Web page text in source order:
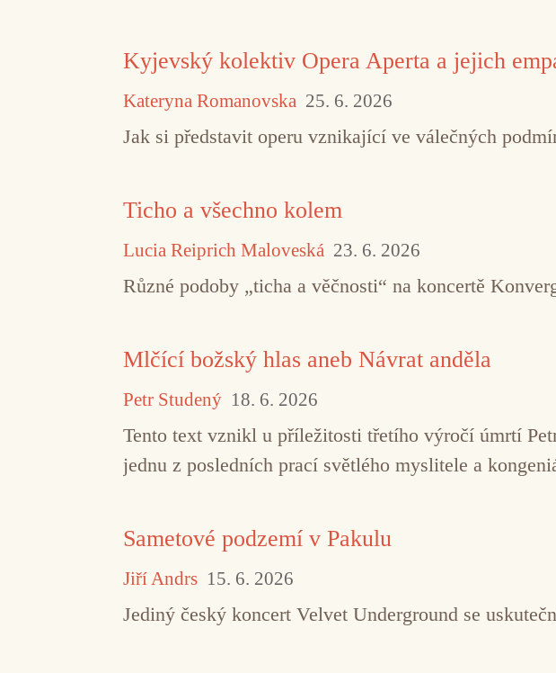
Kyjevský kolektiv Opera Aperta a jejich
Kateryna Romanovska 25. 6. 2026
Jak si představit operu vznikající ve válečných
Ticho a všechno kolem
Lucia Reiprich Maloveská 23. 6. 2026
Různé podoby „ticha a věčnosti“ na koncertě
Mlčící božský hlas aneb Návrat anděla
Petr Studený 18. 6. 2026
Tento text vznikl u příležitosti třetího výročí úmrtí
jednu z posledních prací světlého myslitele a
Sametové podzemí v Pakulu
Jiří Andrs 15. 6. 2026
Jediný český koncert Velvet Underground se